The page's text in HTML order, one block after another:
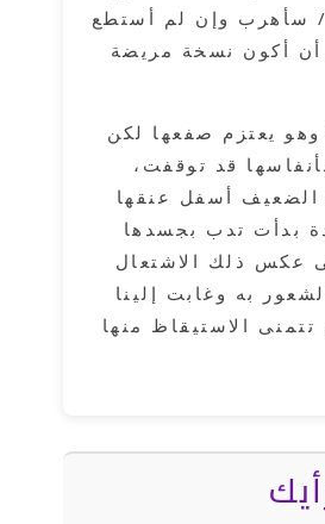
وإن لم أستطع
نسخة مريضة
صفعها لكن
قد توقفت،
أسفل عنقها
تدب بجسدها
ذلك الاشتعال
به وغابت إلينا
منها